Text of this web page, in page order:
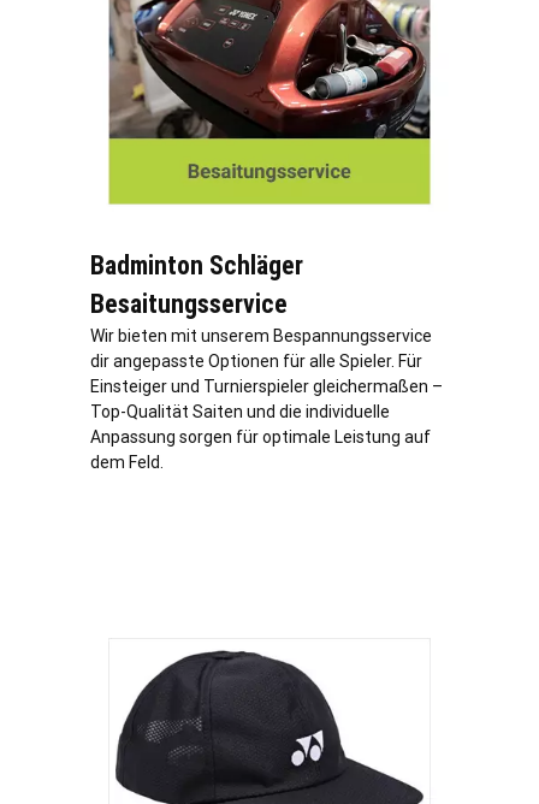
Badminton Schläger
Besaitungsservice
Wir bieten mit unserem Bespannungsservice
dir angepasste Optionen für alle Spieler. Für
Einsteiger und Turnierspieler gleichermaßen –
Top-Qualität Saiten und die individuelle
Anpassung sorgen für optimale Leistung auf
dem Feld.